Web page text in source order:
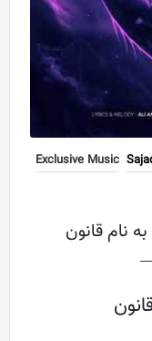
Exclusive Music
نام قانون